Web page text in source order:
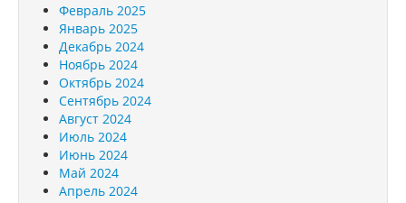
Февраль 2025
Январь 2025
Декабрь 2024
Ноябрь 2024
Октябрь 2024
Сентябрь 2024
Август 2024
Июль 2024
Июнь 2024
Май 2024
Апрель 2024